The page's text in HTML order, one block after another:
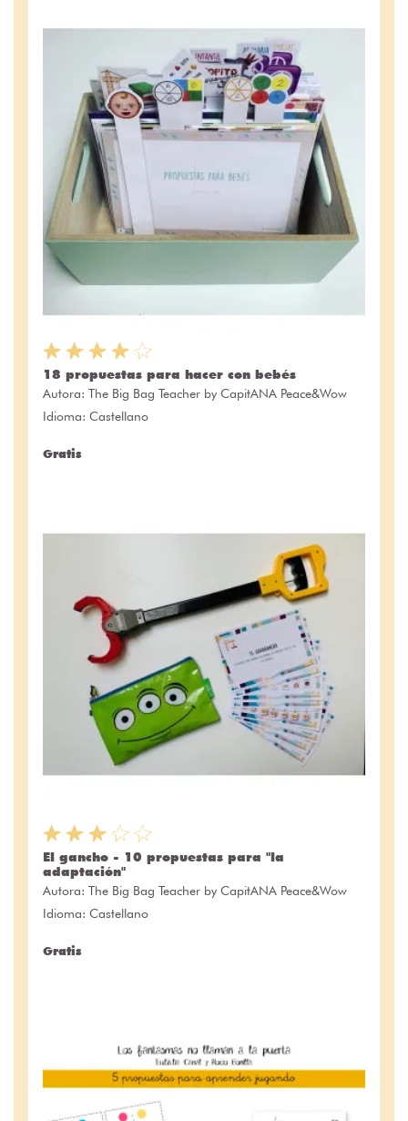
18 propuestas para hacer con bebés
Autora: The Big Bag Teacher by CapitANA Peace&Wow
Idioma: Castellano
Gratis
El gancho - 10 propuestas para "la
adaptación"
Autora: The Big Bag Teacher by CapitANA Peace&Wow
Idioma: Castellano
Gratis